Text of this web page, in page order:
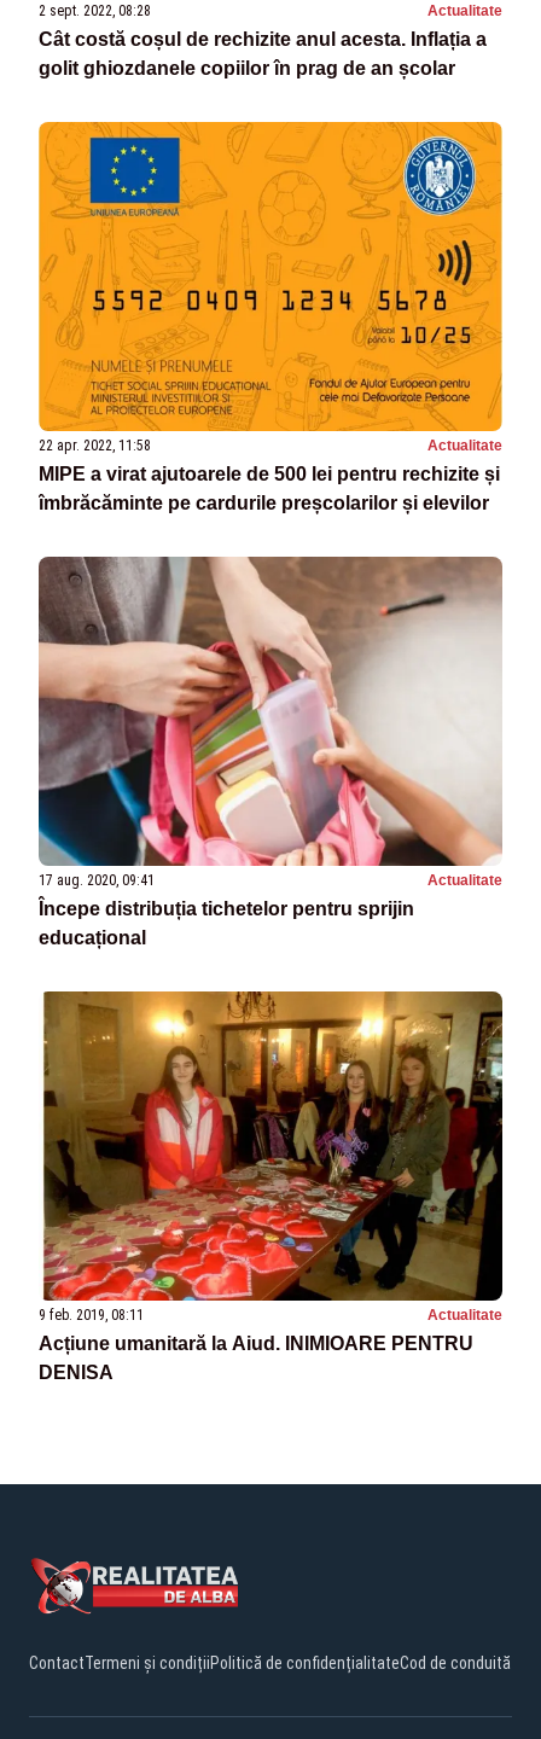
2 sept. 2022, 08:28 Actualitate
Cât costă coșul de rechizite anul acesta. Inflația a
golit ghiozdanele copiilor în prag de an școlar
22 apr. 2022, 11:58 Actualitate
MIPE a virat ajutoarele de 500 lei pentru rechizite și
îmbrăcăminte pe cardurile preșcolarilor și elevilor
17 aug. 2020, 09:41 Actualitate
Începe distribuția tichetelor pentru sprijin
educațional
9 feb. 2019, 08:11 Actualitate
Acțiune umanitară la Aiud. INIMIOARE PENTRU
DENISA
ContactTermeni și condițiiPolitică de confidențialitateCod de conduită